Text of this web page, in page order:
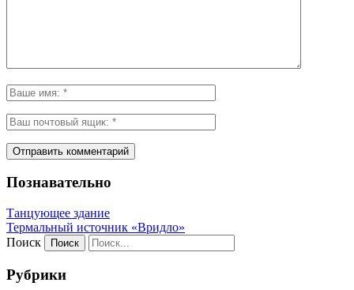
Познавательно
Танцующее здание
Термальный источник «Вридло»
Поиск
Рубрики